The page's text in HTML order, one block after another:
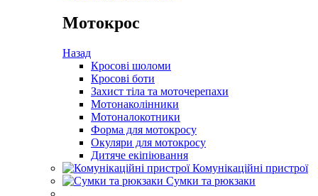
Мотокрос
Назад
Кросові шоломи
Кросові боти
Захист тіла та моточерепахи
Мотонаколінники
Мотоналокотники
Форма для мотокросу
Окуляри для мотокросу
Дитяче екіпіювання
Комунікаційні пристрої
Сумки та рюкзаки